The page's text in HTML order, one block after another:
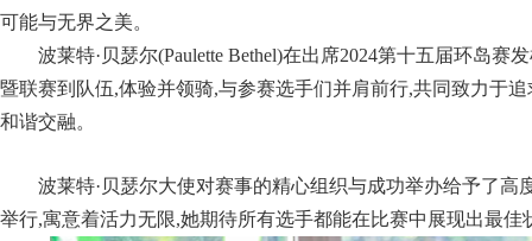
可能与无界之美。
波莱特·贝瑟尔(Paulette Bethel)在出席2024第十五届环岛赛
暨联赛到队伍,体验并领骑,与参赛选手们并肩前行,共同致力于
和谐交融。
波莱特·贝瑟尔大使对赛事的精心组织与成功举办给予了高
举行,寓意着活力无限,她期待所有选手都能在比赛中展现出最佳